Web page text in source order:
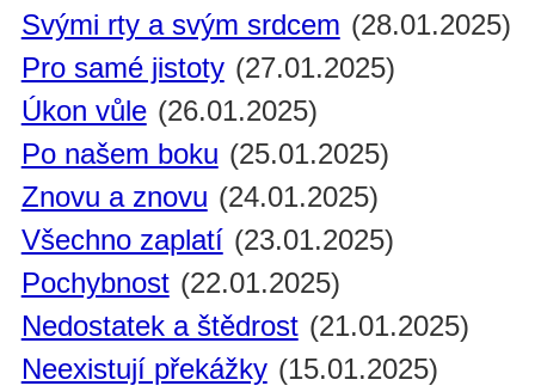
Svými rty a svým srdcem (28.01.2025)
Pro samé jistoty (27.01.2025)
Úkon vůle (26.01.2025)
Po našem boku (25.01.2025)
Znovu a znovu (24.01.2025)
Všechno zaplatí (23.01.2025)
Pochybnost (22.01.2025)
Nedostatek a štědrost (21.01.2025)
Neexistují překážky (15.01.2025)